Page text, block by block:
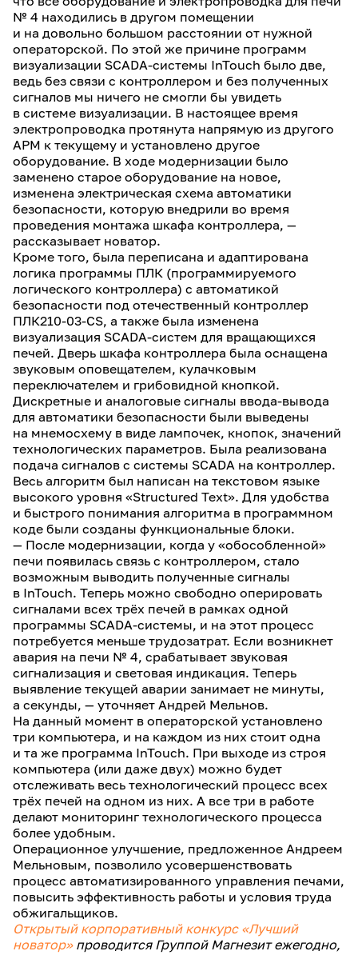
№ 4 находились в другом помещении
и на довольно большом расстоянии от нужной
операторской. По этой же причине программ
визуализации SCADA-системы InTouch было две,
ведь без связи с контроллером и без полученных
сигналов мы ничего не смогли бы увидеть
в системе визуализации. В настоящее время
электропроводка протянута напрямую из другого
АРМ к текущему и установлено другое
оборудование. В ходе модернизации было
заменено старое оборудование на новое,
изменена электрическая схема автоматики
безопасности, которую внедрили во время
проведения монтажа шкафа контроллера, —
рассказывает новатор.
Кроме того, была переписана и адаптирована
логика программы ПЛК (программируемого
логического контроллера) с автоматикой
безопасности под отечественный контроллер
ПЛК210-03-CS, а также была изменена
визуализация SCADA-систем для вращающихся
печей. Дверь шкафа контроллера была оснащена
звуковым оповещателем, кулачковым
переключателем и грибовидной кнопкой.
Дискретные и аналоговые сигналы ввода-вывода
для автоматики безопасности были выведены
на мнемосхему в виде лампочек, кнопок, значений
технологических параметров. Была реализована
подача сигналов с системы SCADA на контроллер.
Весь алгоритм был написан на текстовом языке
высокого уровня «Structured Text». Для удобства
и быстрого понимания алгоритма в программном
коде были созданы функциональные блоки.
— После модернизации, когда у «обособленной»
печи появилась связь с контроллером, стало
возможным выводить полученные сигналы
в InTouch. Теперь можно свободно оперировать
сигналами всех трёх печей в рамках одной
программы SCADA-системы, и на этот процесс
потребуется меньше трудозатрат. Если возникнет
авария на печи № 4, срабатывает звуковая
сигнализация и световая индикация. Теперь
выявление текущей аварии занимает не минуты,
а секунды, — уточняет Андрей Мельнов.
На данный момент в операторской установлено
три компьютера, и на каждом из них стоит одна
и та же программа InTouch. При выходе из строя
компьютера (или даже двух) можно будет
отслеживать весь технологический процесс всех
трёх печей на одном из них. А все три в работе
делают мониторинг технологического процесса
более удобным.
Операционное улучшение, предложенное Андреем
Мельновым, позволило усовершенствовать
процесс автоматизированного управления печами,
повысить эффективность работы и условия труда
обжигальщиков.
Открытый корпоративный конкурс «Лучший
новатор»проводится Группой Магнезит ежегодно,